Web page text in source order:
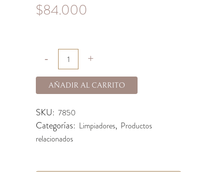
$84.000
AÑADIR AL CARRITO
SKU: 7850
Categorías: Limpiadores, Productos
relacionados